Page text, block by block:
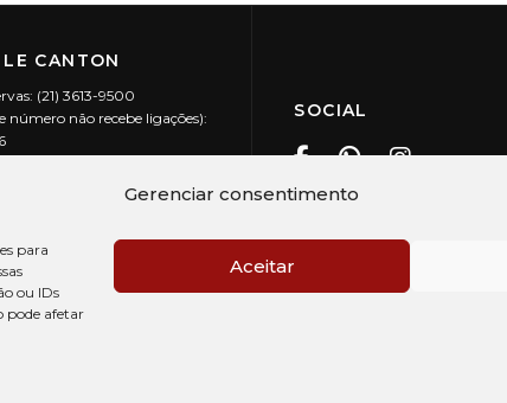
Gerenciar consentimento
para
ou IDs
pode afetar
Aceitar
CANTON
(21) 3613-9500
número não recebe ligações):
SOCIAL